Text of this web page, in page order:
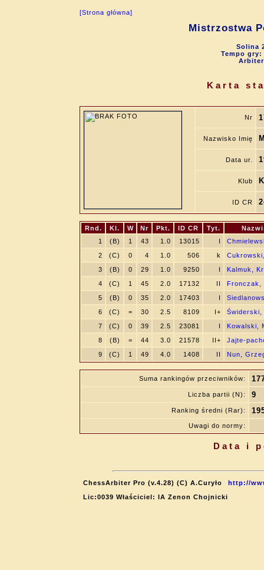
[Strona główna]
Mistrzostwa
Solina
Tempo gry:
Karta
Nr
Nazwisko Imię
Data ur.
Klub
ID CR
Rnd. Kl. W Nr Pkt. ID CR Tyt.
1
(B) 1 43 1.0 13015 I
2
(C) 0 4 1.0 506 k
3
(B) 0 29 1.0 9250 I
Kalmuk,
4
(C) 1 45 2.0 17132 II
Fronczak,
5
(B) 0 35 2.0 17403 I
6
(C) = 30 2.5 8109 I+
Świderski,
7
(C) 0 39 2.5 23081 I
Kowalski,
8
(B) = 44 3.0 21578 II+
Jajte-
9
(C) 1 49 4.0 1408 II Nun,
Suma rankingów przeciwników:
Liczba partii (N): 9
Ranking średni (Rar):
Uwagi do normy:
Data i
ChessArbiter Pro (v.4.28) (C) A.Curyło
http://
Lic:0039 Właściciel: IA Zenon Chojnicki